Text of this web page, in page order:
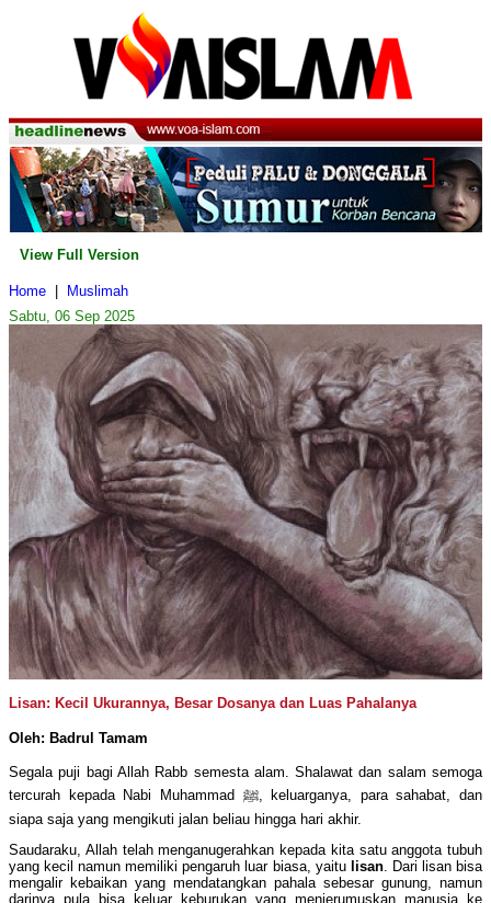
View Full Version
Home
Muslimah
Sabtu, 06 Sep 2025
Lisan: Kecil Ukurannya, Besar Dosanya dan Luas Pahalanya
Oleh: Badrul Tamam
Segala puji bagi Allah Rabb semesta alam. Shalawat dan salam semoga
tercurah kepada Nabi Muhammad ﷺ, keluarganya, para sahabat, dan
siapa saja yang mengikuti jalan beliau hingga hari akhir.
Saudaraku, Allah telah menganugerahkan kepada kita satu anggota tubuh
yang kecil namun memiliki pengaruh luar biasa, yaitu lisan. Dari lisan bisa
mengalir kebaikan yang mendatangkan pahala sebesar gunung, namun
darinya pula bisa keluar keburukan yang menjerumuskan manusia ke